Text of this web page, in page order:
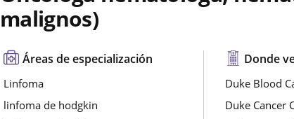
malignos)
Áreas de especialización
Linfoma
linfoma de hodgkin
Donde
Duke Blood
Duke Cancer